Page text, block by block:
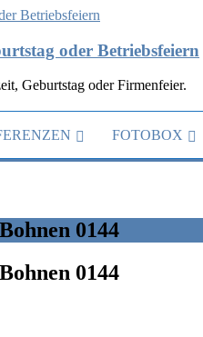
oder Betriebsfeiern
Geburtstag oder Firmenfeier.
FOTOBOX
0144
0144